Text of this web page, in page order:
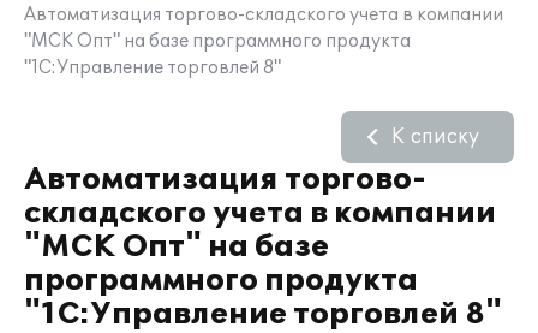
Автоматизация торгово-складского учета в компании
"МСК Опт" на базе программного продукта
"1С:Управление торговлей 8"
Автоматизация торгово-
складского учета в компании
"МСК Опт" на базе
программного продукта
"1С:Управление торговлей 8"
К списку